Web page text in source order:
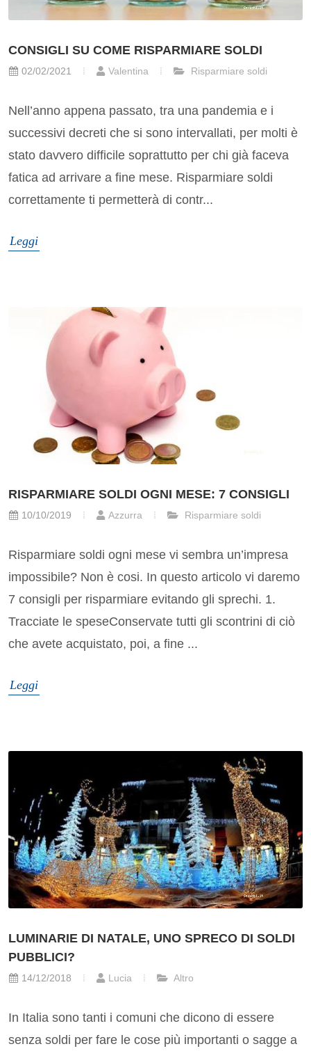
CONSIGLI SU COME RISPARMIARE SOLDI
02/02/2021 Valentina Risparmiare soldi
Nell’anno appena passato, tra una pandemia e i
successivi decreti che si sono intervallati, per molti è
stato davvero difficile soprattutto per chi già faceva
fatica ad arrivare a fine mese. Risparmiare soldi
correttamente ti permetterà di contr...
Leggi
RISPARMIARE SOLDI OGNI MESE: 7 CONSIGLI
10/10/2019 Azzurra Risparmiare soldi
Risparmiare soldi ogni mese vi sembra un’impresa
impossibile? Non è cosi. In questo articolo vi daremo
7 consigli per risparmiare evitando gli sprechi. 1.
Tracciate le speseConservate tutti gli scontrini di ciò
che avete acquistato, poi, a fine ...
Leggi
LUMINARIE DI NATALE, UNO SPRECO DI SOLDI
PUBBLICI?
14/12/2018 Lucia Altro
In Italia sono tanti i comuni che dicono di essere
senza soldi per fare le cose più importanti o sagge a